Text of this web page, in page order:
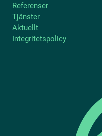
Referenser
Tjänster
Aktuellt
Integritetspolicy